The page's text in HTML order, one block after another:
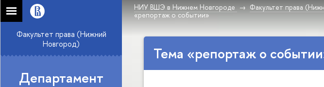
НИУ ВШЭ в Нижнем Новгороде Факультет права
«репортаж о событии»
Факультет права (Нижний
Новгород)
Департамент
Тема «репортаж о